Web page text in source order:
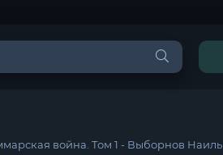
война. Том 1 - Выборнов Наиль